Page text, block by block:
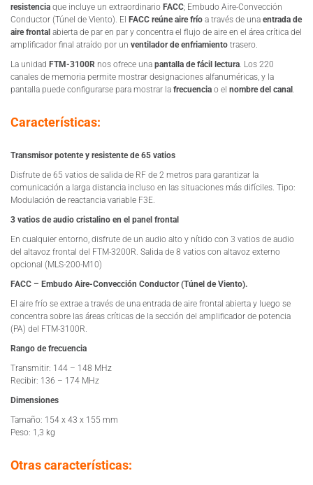
resistencia que incluye un extraordinario FACC; Embudo Aire-Convección
Conductor (Túnel de Viento). El FACC reúne aire frío a través de una entrada de
aire frontal abierta de par en par y concentra el flujo de aire en el área crítica del
amplificador final atraído por un ventilador de enfriamiento trasero.
La unidad FTM-3100R nos ofrece una pantalla de fácil lectura. Los 220
canales de memoria permite mostrar designaciones alfanuméricas, y la
pantalla puede configurarse para mostrar la frecuencia o el nombre del canal .
Características:
Transmisor potente y resistente de 65 vatios
Disfrute de 65 vatios de salida de RF de 2 metros para garantizar la
comunicación a larga distancia incluso en las situaciones más difíciles. Tipo:
Modulación de reactancia variable F3E.
3 vatios de audio cristalino en el panel frontal
En cualquier entorno, disfrute de un audio alto y nítido con 3 vatios de audio
del altavoz frontal del FTM-3200R. Salida de 8 vatios con altavoz externo
opcional (MLS-200-M10)
FACC – Embudo Aire-Convección Conductor (Túnel de Viento).
El aire frío se extrae a través de una entrada de aire frontal abierta y luego se
concentra sobre las áreas críticas de la sección del amplificador de potencia
(PA) del FTM-3100R.
Rango de frecuencia
Transmitir: 144 – 148 MHz
Recibir: 136 – 174 MHz
Dimensiones
Tamaño: 154 x 43 x 155 mm
Peso: 1,3 kg
Otras características: